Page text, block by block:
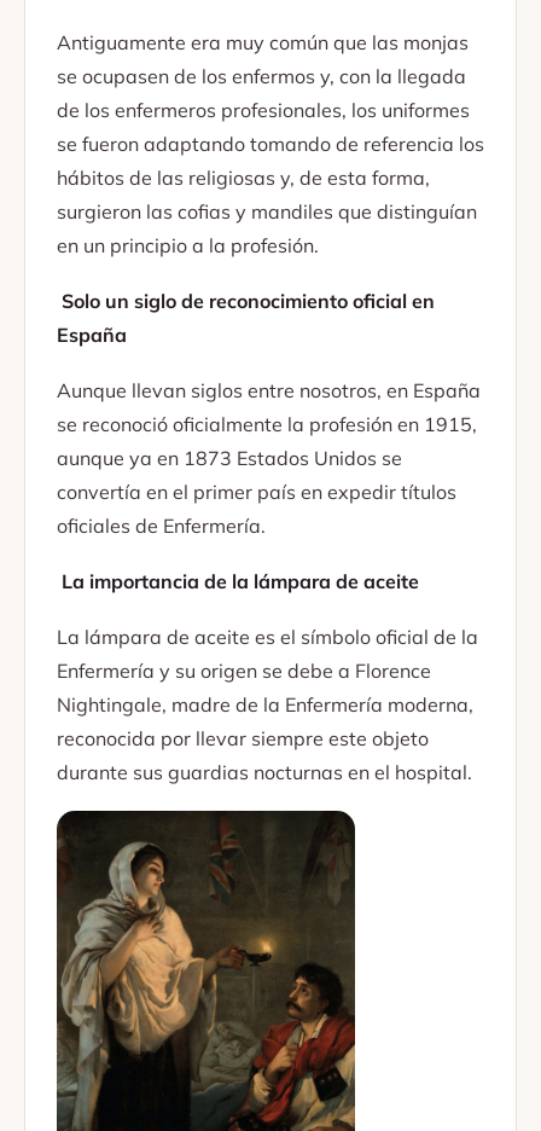
Antiguamente era muy común que las monjas
se ocupasen de los enfermos y, con la llegada
de los enfermeros profesionales, los uniformes
se fueron adaptando tomando de referencia los
hábitos de las religiosas y, de esta forma,
surgieron las cofias y mandiles que distinguían
en un principio a la profesión.
Solo un siglo de reconocimiento oficial en
España
Aunque llevan siglos entre nosotros, en España
se reconoció oficialmente la profesión en 1915,
aunque ya en 1873 Estados Unidos se
convertía en el primer país en expedir títulos
oficiales de Enfermería.
La importancia de la lámpara de aceite
La lámpara de aceite es el símbolo oficial de la
Enfermería y su origen se debe a Florence
Nightingale, madre de la Enfermería moderna,
reconocida por llevar siempre este objeto
durante sus guardias nocturnas en el hospital.